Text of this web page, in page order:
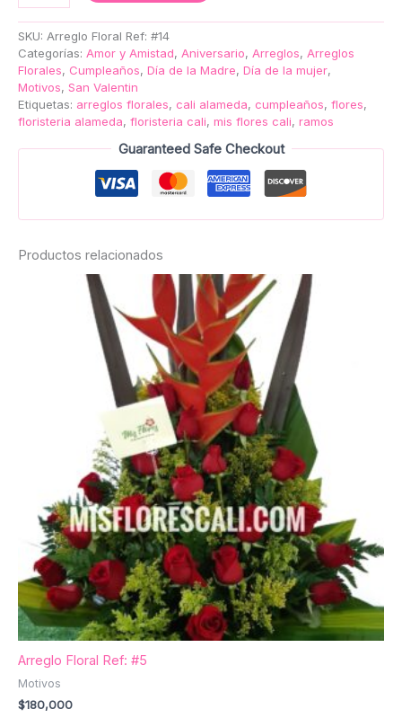
SKU: Arreglo Floral Ref: #14
Categorías: Amor y Amistad, Aniversario, Arreglos, Arreglos
Florales, Cumpleaños, Día de la Madre, Día de la mujer,
Motivos, San Valentin
Etiquetas: arreglos florales, cali alameda, cumpleaños, flores,
floristeria alameda, floristeria cali, mis flores cali, ramos
Guaranteed Safe Checkout
Productos relacionados
Arreglo Floral Ref: #5
Motivos
$180,000